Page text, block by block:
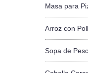
Masa para
Arroz con
Sopa de